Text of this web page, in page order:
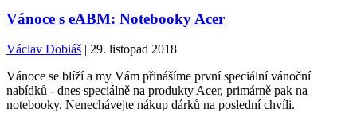
Vánoce s eABM: Notebooky Acer
Václav Dobiáš | 29. listopad 2018
Vánoce se blíží a my Vám přinášíme první speciální vánoční
nabídků - dnes speciálně na produkty Acer, primárně pak na
notebooky. Nenechávejte nákup dárků na poslední chvíli.